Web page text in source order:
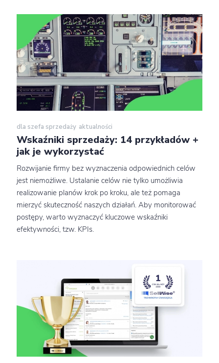
dla szefa sprzedaży aktualności
Wskaźniki sprzedaży: 14 przykładów +
jak je wykorzystać
Rozwijanie firmy bez wyznaczenia odpowiednich celów
jest niemożliwe. Ustalanie celów nie tylko umożliwia
realizowanie planów krok po kroku, ale też pomaga
mierzyć skuteczność naszych działań. Aby monitorować
postępy, warto wyznaczyć kluczowe wskaźniki
efektywności, tzw. KPIs.